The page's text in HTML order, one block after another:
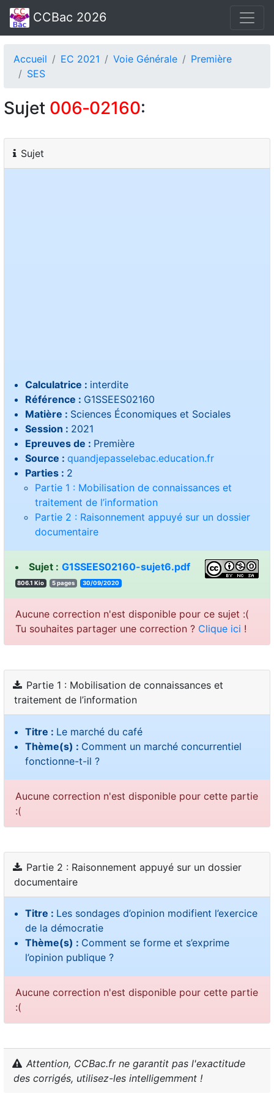
CCBac 2026
Accueil EC 2021 Voie Générale
Première
SES
Sujet 006‑02160:
Sujet
Calculatrice : interdite
Référence : G1SSEES02160
Matière : Sciences Économiques et Sociales
Session : 2021
Epreuves de : Première
Source : quandjepasselebac.education.fr
Parties : 2
Partie 1 : Mobilisation de connaissances et
traitement de l’information
Partie 2 : Raisonnement appuyé sur un dossier
documentaire
Sujet : G1SSEES02160-sujet6.pdf
806.1 Kio 5 pages 30/09/2020
Aucune correction n'est disponible pour ce sujet :(
Tu souhaites partager une correction ? Clique ici !
Partie 1 : Mobilisation de connaissances et
traitement de l’information
Titre : Le marché du café
Thème(s) : Comment un marché concurrentiel
fonctionne-t-il ?
Aucune correction n'est disponible pour cette partie
:(
Partie 2 : Raisonnement appuyé sur un dossier
documentaire
Titre : Les sondages d’opinion modifient l’exercice
de la démocratie
Thème(s) : Comment se forme et s’exprime
l’opinion publique ?
Aucune correction n'est disponible pour cette partie
:(
Attention, CCBac.fr ne garantit pas l'exactitude
des corrigés, utilisez-les intelligemment !